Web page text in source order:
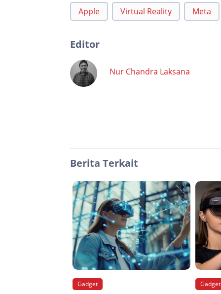
Apple Virtual Reality Meta
Editor
Nur Chandra Laksana
Berita Terkait
Gadget Gadget